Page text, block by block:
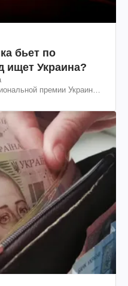
бьет по
ищет Украина?
премии Украины